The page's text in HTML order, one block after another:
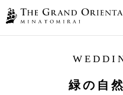
緑の自